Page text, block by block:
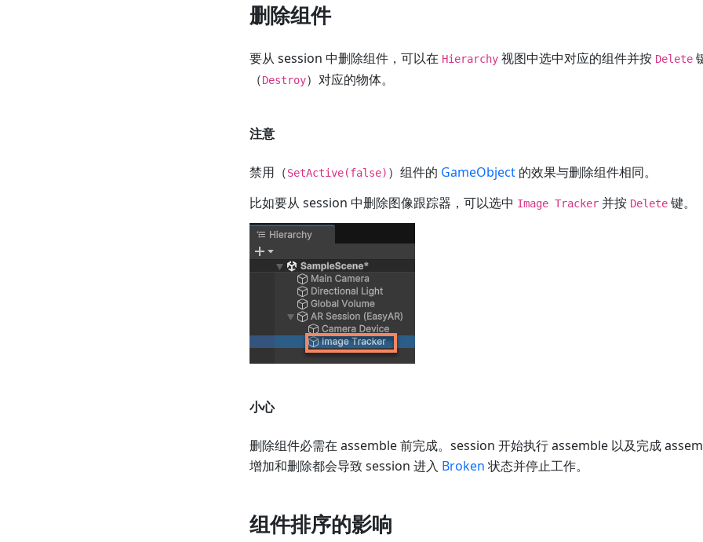
删除组件
要从 session 中删除组件，可以在 Hierarchy视图中选中对应的组件并按 Delete
（Destroy）对应的物体。
注意
禁用（SetActive(false) ）组件的 GameObject的效果与删除组件相同。
比如要从 session 中删除图像跟踪器，可以选中 Image Tracker并按 Delete键。
小心
删除组件必需在 assemble 前完成。session 开始执行 assemble 以及完成
增加和删除都会导致 session 进入 Broken 状态并停止工作。
组件排序的影响